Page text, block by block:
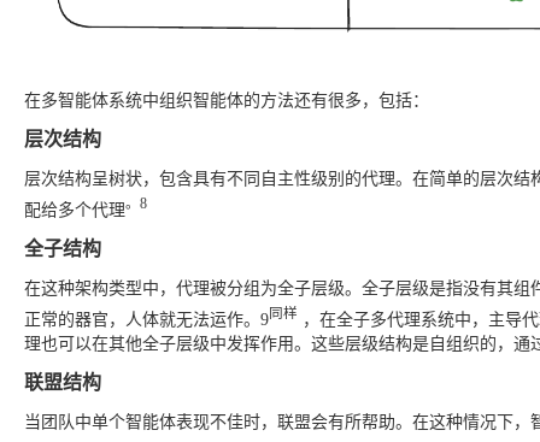
在多智能体系统中组织智能体的方法还有很多，包括：
层次结构
层次结构呈树状，包含具有不同自主性级别的代理。在简单的层次
配给多个代理。8
全子结构
在这种架构类型中，代理被分组为全子层级。全子层级是指没有其
正常的器官，人体就无法运作。9同样 ，在全子多代理系统中，主导
理也可以在其他全子层级中发挥作用。这些层级结构是自组织的，通
联盟结构
当团队中单个智能体表现不佳时，联盟会有所帮助。在这种情况下